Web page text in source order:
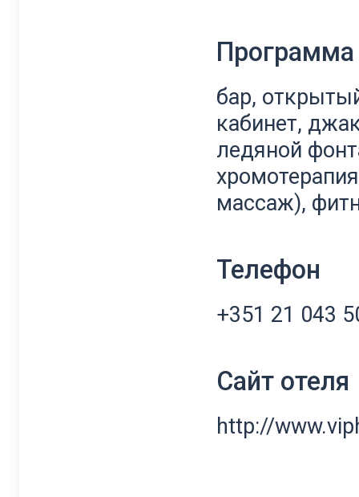
бар,
кабинет,
ледяной
массаж),
Телефон
+351 21 043
Сайт отеля
http://